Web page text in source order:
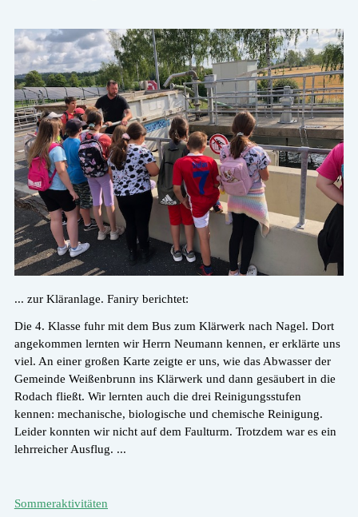
... zur Kläranlage. Faniry berichtet:
Die 4. Klasse fuhr mit dem Bus zum Klärwerk nach Nagel. Dort
angekommen lernten wir Herrn Neumann kennen, er erklärte uns
viel. An einer großen Karte zeigte er uns, wie das Abwasser der
Gemeinde Weißenbrunn ins Klärwerk und dann gesäubert in die
Rodach fließt. Wir lernten auch die drei Reinigungsstufen
kennen: mechanische, biologische und chemische Reinigung.
Leider konnten wir nicht auf dem Faulturm. Trotzdem war es ein
lehrreicher Ausflug. ...
Sommeraktivitäten